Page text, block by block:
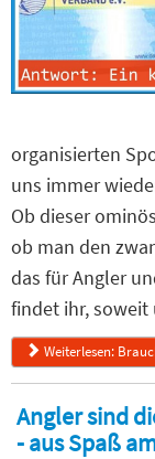
organisierten
uns immer
Ob dieser
ob man den
das für Angler
findet ihr, soweit
Weiterlesen:
Angler sind
- aus Spaß